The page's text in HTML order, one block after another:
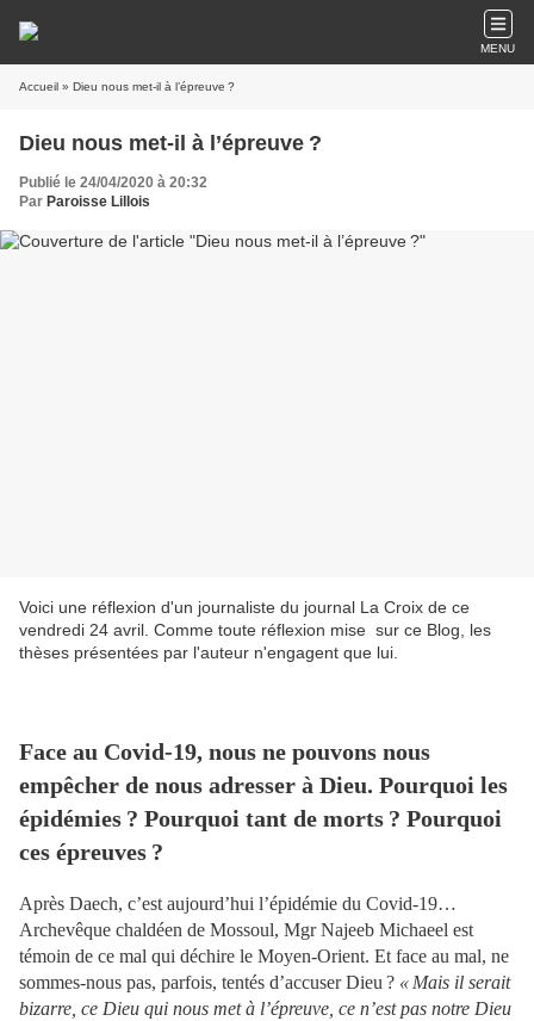
MENU
Accueil » Dieu nous met-il à l’épreuve ?
Dieu nous met-il à l’épreuve ?
Publié le 24/04/2020 à 20:32
Par Paroisse Lillois
Voici une réflexion d'un journaliste du journal La Croix de ce
vendredi 24 avril. Comme toute réflexion mise sur ce Blog, les
thèses présentées par l'auteur n'engagent que lui.
Face au Covid-19, nous ne pouvons nous
empêcher de nous adresser à Dieu. Pourquoi les
épidémies ? Pourquoi tant de morts ? Pourquoi
ces épreuves ?
Après Daech, c’est aujourd’hui l’épidémie du Covid-19…
Archevêque chaldéen de Mossoul, Mgr Najeeb Michaeel est
témoin de ce mal qui déchire le Moyen-Orient. Et face au mal, ne
sommes-nous pas, parfois, tentés d’accuser Dieu ? « Mais il serait
bizarre, ce Dieu qui nous met à l’épreuve, ce n’est pas notre Dieu